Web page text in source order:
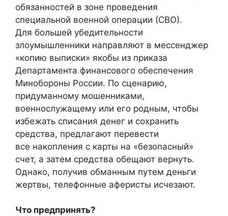
обязанностей в зоне проведения
специальной военной операции (СВО).
Для большей убедительности
злоумышленники направляют в мессенджер
«копию выписки» якобы из приказа
Департамента финансового обеспечения
Минобороны России. По сценарию,
придуманному мошенниками,
военнослужащему или его родным, чтобы
избежать списания денег и сохранить
средства, предлагают перевести
все накопления с карты на «безопасный»
счет, а затем средства обещают вернуть.
Однако, получив обманным путем деньги
жертвы, телефонные аферисты исчезают.
Что предпринять?